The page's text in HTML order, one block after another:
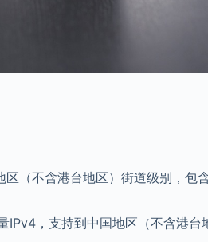
（不含港台地区）街道级别，包
IPv4，支持到中国地区（不含港台